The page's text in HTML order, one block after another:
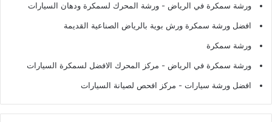
ورشة سمكرة في الرياض - ورشة المحرك لسمكرة ودهان السيارات
افضل ورشة سمكرة ورش بوية بالرياض الصناعية القديمة
ورشة سمكرة
ورشة سمكرة في الرياض - مركز المحرك الافضل لسمكرة السيارات
افضل ورشة سيارات - مركز افحص لصيانة السيارات